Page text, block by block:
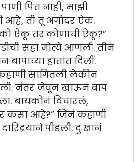
पित नाही, माझी
आहे, ती तूं अगोदर ऐक.
ऐकू तर कोणाची ऐकू?”
सहा मोत्ये आणली. तीन
हातांत दिलीं.
सांगितली लेकीनं
नंतर जेवून खाऊन बाप
बायकोनं विचारलं,
कसा आहे?” जिनं कहाणी
पीडली. दुःखानं